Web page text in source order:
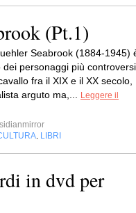
(Pt.1)
Seabrook (1884-1945)
dei personaggi più controversi
fra il XIX e il XX secolo,
arguto ma,...
Leggere il
LIBRI
in dvd per